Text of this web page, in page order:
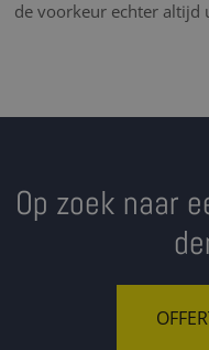
de voorkeur echter altijd
Op zoek naar